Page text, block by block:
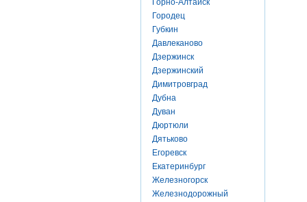
Горно-Алтайск
Городец
Губкин
Давлеканово
Дзержинск
Дзержинский
Димитровград
Дубна
Дуван
Дюртюли
Дятьково
Егоревск
Екатеринбург
Железногорск
Железнодорожный